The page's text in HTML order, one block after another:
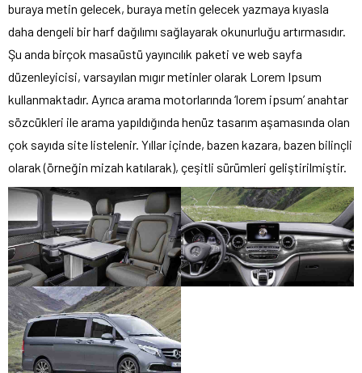
buraya metin gelecek, buraya metin gelecek yazmaya kıyasla
daha dengeli bir harf dağılımı sağlayarak okunurluğu artırmasıdır.
Şu anda birçok masaüstü yayıncılık paketi ve web sayfa
düzenleyicisi, varsayılan mıgır metinler olarak Lorem Ipsum
kullanmaktadır. Ayrıca arama motorlarında ‘lorem ipsum’ anahtar
sözcükleri ile arama yapıldığında henüz tasarım aşamasında olan
çok sayıda site listelenir. Yıllar içinde, bazen kazara, bazen bilinçli
olarak (örneğin mizah katılarak), çeşitli sürümleri geliştirilmiştir.